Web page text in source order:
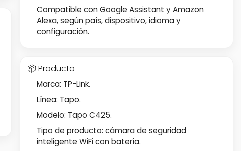
Compatible con Google Assistant y Amazon
Alexa, según país, dispositivo, idioma y
configuración.
📦 Producto
Marca: TP-Link.
Línea: Tapo.
Modelo: Tapo C425.
Tipo de producto: cámara de seguridad
inteligente WiFi con batería.